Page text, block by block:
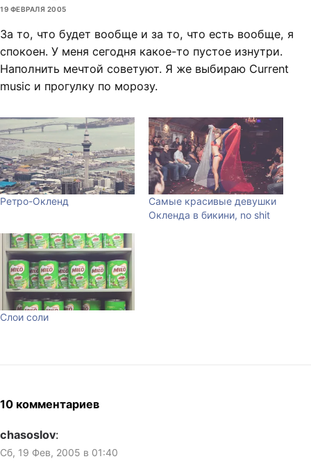
19 ФЕВРАЛЯ 2005
За то, что будет вообще и за то, что есть вообще, я
спокоен. У меня сегодня какое-то пустое изнутри.
Наполнить мечтой советуют. Я же выбираю Current
music и прогулку по морозу.
Ретро-Окленд
Самые красивые девушки
Окленда в бикини, no shit
Слои соли
10 комментариев
chasoslov:
Сб, 19 Фев, 2005 в 01:40